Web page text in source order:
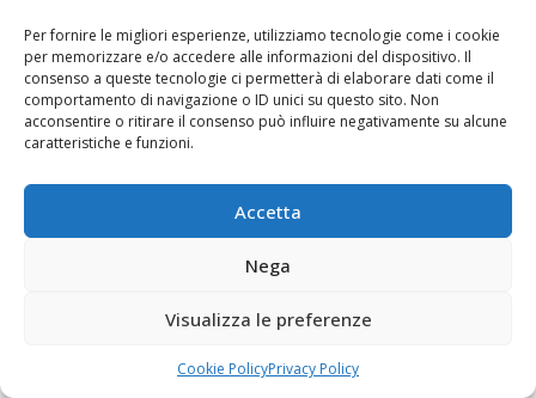
Per fornire le migliori esperienze, utilizziamo tecnologie come i cookie
per memorizzare e/o accedere alle informazioni del dispositivo. Il
consenso a queste tecnologie ci permetterà di elaborare dati come il
comportamento di navigazione o ID unici su questo sito. Non
acconsentire o ritirare il consenso può influire negativamente su alcune
caratteristiche e funzioni.
Accetta
Nega
Visualizza le preferenze
Cookie PolicyPrivacy Policy